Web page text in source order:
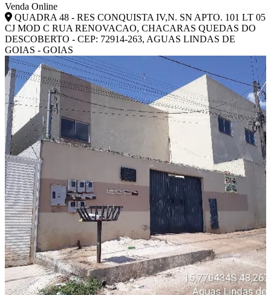
Venda Online
QUADRA 48 - RES CONQUISTA IV,N. SN APTO. 101 LT 05
CJ MOD C RUA RENOVACAO, CHACARAS QUEDAS DO
DESCOBERTO - CEP: 72914-263, AGUAS LINDAS DE
GOIAS - GOIAS